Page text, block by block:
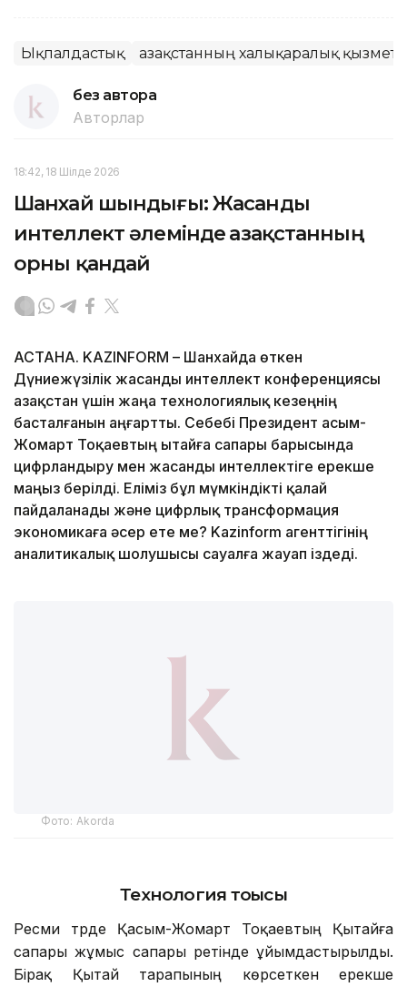
Ықпалдастық Қазақстанның халықаралық
без автора
Авторлар
18:42, 18 Шілде 2026
Шанхай шындығы: Жасанды
интеллект әлемінде Қазақстанның
орны қандай
АСТАНА. KAZINFORM – Шанхайда өткен
Дүниежүзілік жасанды интеллект конференциясы
Қазақстан үшін жаңа технологиялық кезеңнің
басталғанын аңғартты. Себебі Президент Қасым-
Жомарт Тоқаевтың Қытайға сапары барысында
цифрландыру мен жасанды интеллектіге ерекше
маңыз берілді. Еліміз бұл мүмкіндікті қалай
пайдаланады және цифрлық трансформация
экономикаға әсер ете ме? Kazinform агенттігінің
аналитикалық шолушысы сауалға жауап іздеді.
Фото: Аkorda
Технология тоғысы
Ресми түрде Қасым-Жомарт Тоқаевтың Қытайға
сапары жұмыс сапары ретінде ұйымдастырылды.
Бірақ Қытай тарапының көрсеткен ерекше